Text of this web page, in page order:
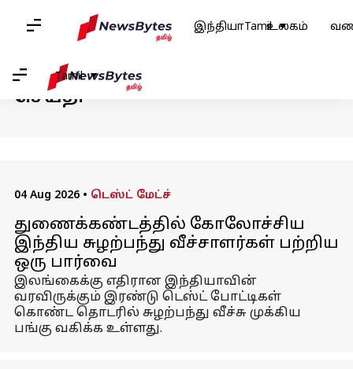
இந்தியா உலகம்
Tamil
Tamil
வீடு / செய்தி / விளையாட்டு செய்தி / இலங்கை கிரிக்கெட் அணி
இலங்கை கிரிக்கெட் அணி:
செய்தி
04 Aug 2026 • டெஸ்ட் மேட்ச்
துணைக்கண்டத்தில் கோலோச்சிய
இந்திய சுழற்பந்து வீச்சாளர்கள் பற்றிய
ஒரு பார்வை
இலங்கைக்கு எதிரான இந்தியாவின்
வரவிருக்கும் இரண்டு டெஸ்ட் போட்டிகள்
கொண்ட தொடரில் சுழற்பந்து வீச்சு முக்கிய
பங்கு வகிக்க உள்ளது.